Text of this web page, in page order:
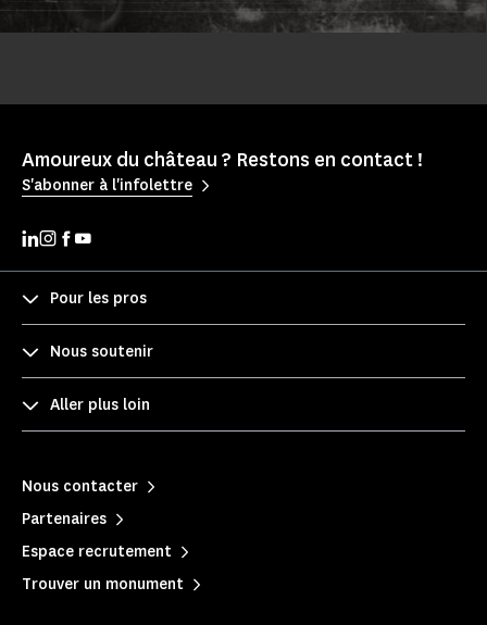
Amoureux du château ? Restons en contact !
S'abonner à l'infolettre
Pour les pros
Nous soutenir
Aller plus loin
Nous contacter
Partenaires
Espace recrutement
Trouver un monument